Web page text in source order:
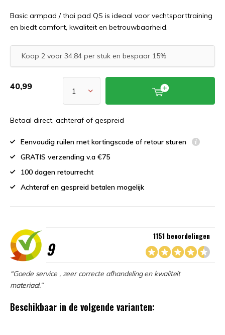
Basic armpad / thai pad QS is ideaal voor vechtsporttraining
en biedt comfort, kwaliteit en betrouwbaarheid.
Koop 2 voor 34,84 per stuk en bespaar 15%
40,99
Betaal direct, achteraf of gespreid
Eenvoudig ruilen met kortingscode of retour sturen
GRATIS verzending v.a €75
100 dagen retourrecht
Achteraf en gespreid betalen mogelijk
9
1151 beoordelingen
“Goede service , zeer correcte afhandeling en kwaliteit
materiaal.”
Beschikbaar in de volgende varianten: